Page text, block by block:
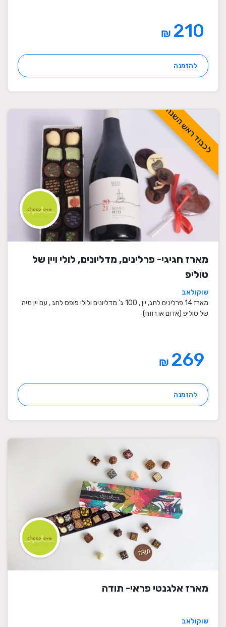
₪
להזמנה
לכבוד ראש השנה
מארז חגיגי- פרלינים, מדליונים, לולי ויין של
טוליפ
שוקולאב
מארז 14 פרלינים לחג, יין , 100 ג' מדליונים ולולי פופס לחג , עם יין מיה
של טוליפ (אדום או רוזה)
₪
להזמנה
מארז אלגנטי פראי- תודה
שוקולאב